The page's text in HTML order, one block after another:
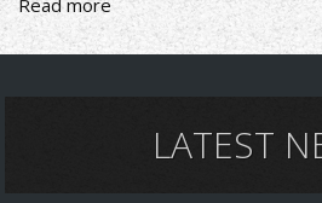
Read more about
NIGHT
DEMON:
SINGLELATEST